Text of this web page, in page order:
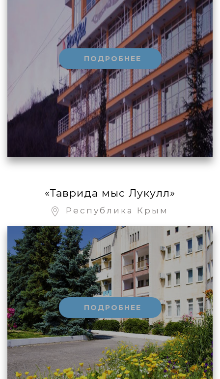
ПОДРОБНЕЕ
«Таврида мыс Лукулл»
Республика Крым
ПОДРОБНЕЕ